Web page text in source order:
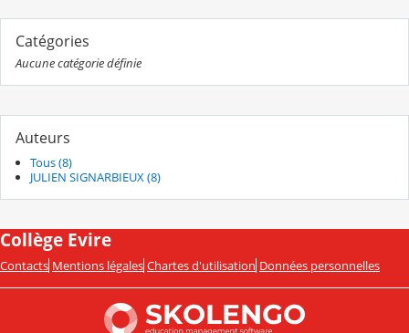
Catégories
Aucune catégorie définie
Auteurs
Tous (8)
JULIEN SIGNARBIEUX (8)
Collège Evire
Contacts Mentions légales Chartes d'utilisation Données personnelles